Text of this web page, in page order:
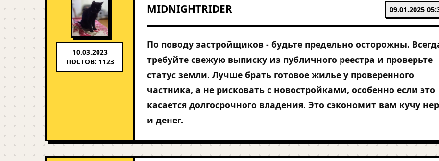
10.03.2023
ПОСТОВ: 1123
MIDNIGHTRIDER 09.01.2025
По поводу застройщиков - будьте предельно осторожны.
требуйте свежую выписку из публичного реестра и проверьте
статус земли. Лучше брать готовое жилье у проверенного
частника, а не рисковать с новостройками, особенно если это
касается долгосрочного владения. Это сэкономит вам кучу
и денег.